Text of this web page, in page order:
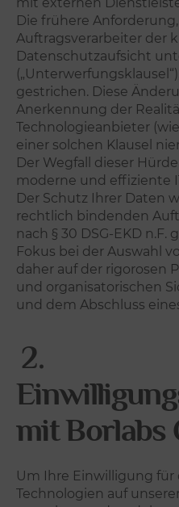
Die frühere
Auftragsverarbeiter der
Datenschutzaufsicht
gestrichen. Diese
Anerkennung der
Technologieanbieter
einer solchen Klausel
Der Wegfall dieser
moderne und effiziente
Der Schutz Ihrer Daten
rechtlich bindenden
nach § 30 DSG-EKD
Fokus bei der Auswahl
daher auf der rigorosen
und organisatorischen
und dem Abschluss
2.
mit Borlabs
Um Ihre Einwilligung
Technologien auf